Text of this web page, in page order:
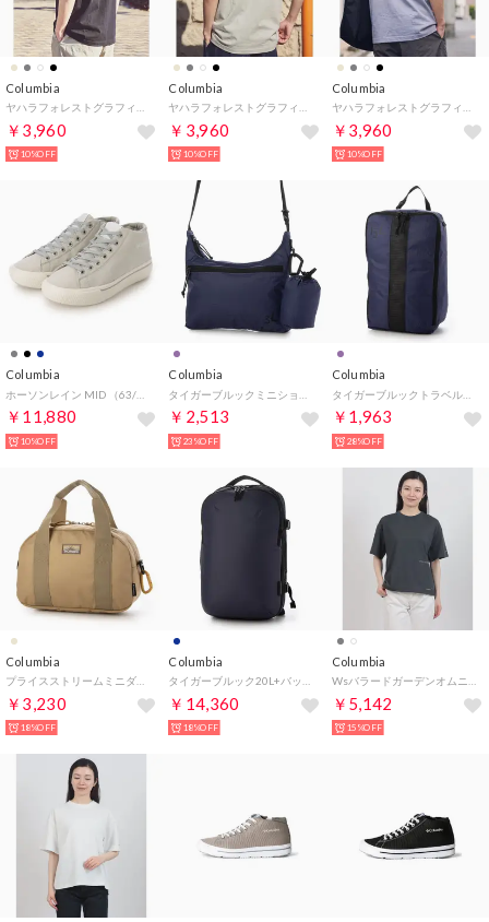
Columbia
￥3,960
10%OFF
Columbia
￥3,960
10%OFF
Columbia
￥3,960
10%OFF
Columbia
￥11,880
10%OFF
Columbia
￥2,513
23%OFF
Columbia
タイガーブルックトラベルシューケース （DARK PURPLE）
￥1,963
28%OFF
Columbia
￥3,230
18%OFF
Columbia
￥14,360
18%OFF
Columbia
￥5,142
15%OFF